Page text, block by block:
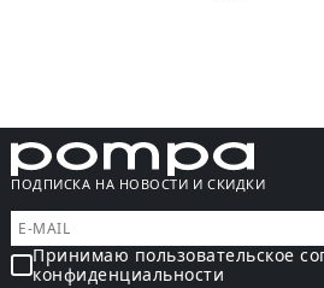
ПОДПИСКА НА НОВОСТИ И СКИДКИ
Принимаю пользовательское
конфиденциальности